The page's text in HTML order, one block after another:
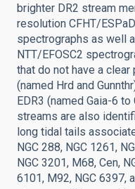
brighter DR2 stream
resolution CFHT/
spectrographs as well
NTT/EFOSC2
that do not have a
(named Hrd and
EDR3 (named Gaia-6
streams are also
long tidal tails
NGC 288, NGC 1261,
NGC 3201, M68, Cen,
6101, M92, NGC 6397,